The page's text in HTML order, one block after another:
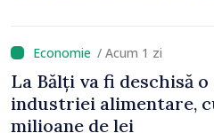
/ Acum 1 zi
La Bălți va fi deschisă
industriei alimentare,
milioane de lei